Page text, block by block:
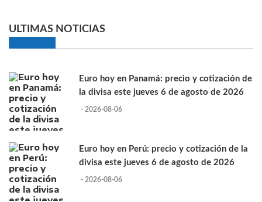
ULTIMAS NOTICIAS
Euro hoy en Panamá: precio y cotización de
la divisa este jueves 6 de agosto de 2026
- 2026-08-06
Euro hoy en Perú: precio y cotización de la
divisa este jueves 6 de agosto de 2026
- 2026-08-06